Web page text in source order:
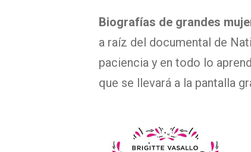
Biografías de grandes
a raíz del documental de
paciencia y en todo lo
que se llevará a la pantalla